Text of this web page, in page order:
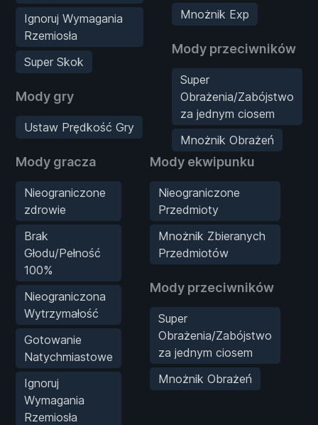
Ignoruj Wymagania
Rzemiosła
Super Skok
Mody gry
Ustaw Prędkość Gry
Mnożnik Exp
Mody przeciwników
Super
Obrażenia/Zabójstwo
za jednym ciosem
Mnożnik Obrażeń
Mody gracza
Nieograniczone
zdrowie
Brak
Głodu/Pełność
100%
Nieograniczona
Wytrzymałość
Gotowanie
Natychmiastowe
Ignoruj
Wymagania
Rzemiosła
Mody ekwipunku
Nieograniczone
Przedmioty
Mnożnik Zbieranych
Przedmiotów
Mody przeciwników
Super
Obrażenia/Zabójstwo
za jednym ciosem
Mnożnik Obrażeń